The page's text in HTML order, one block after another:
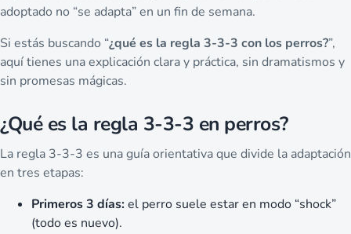
adoptado no “se adapta” en un fin de semana.
Si estás buscando “¿qué es la regla 3-3-3 con los perros?”,
aquí tienes una explicación clara y práctica, sin dramatismos y
sin promesas mágicas.
¿Qué es la regla 3-3-3 en perros?
La regla 3-3-3 es una guía orientativa que divide la adaptación
en tres etapas:
Primeros 3 días:el perro suele estar en modo “shock”
(todo es nuevo).